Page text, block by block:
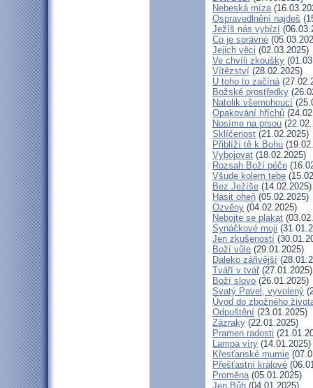
Nebeská míza
Ospravedlnění najdeš
Ježíš nás vybízí
Co je správné
Jejich věci (02.03.2025)
Ve chvíli zkoušky
Vítězství (28.02.2025)
U toho to začíná
Božské prostředky
Natolik všemohoucí
Opakování hříchů
Nosíme na prsou
Sklíčenost (21.02.2025)
Přiblíží tě k Bohu
Vybojovat (18.02.2025)
Rozsah Boží péče
Všude kolem tebe
Bez Ježíše (14.02.2025)
Hasit oheň (05.02.2025)
Ozvěny (04.02.2025)
Nebojte se plakat
Synáčkové moji
Jen zkušeností
Boží vůle (29.01.2025)
Daleko zářivější
Tváří v tvář(27.01.2025)
Boží slovo (26.01.2025)
Svatý Pavel, vyvolený
Úvod do zbožného
Odpuštění (23.01.2025)
Zázraky (22.01.2025)
Pramen radosti
Lampa víry (14.01.2025)
Křesťanské mumie
Přešťastní králové
Proměna(05.01.2025)
Jen Bůh (04.01.2025)